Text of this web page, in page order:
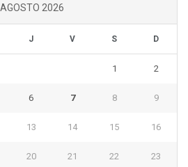
AGOSTO 2026
J V S D
1 2
6 7 8 9
13 14 15 16
20 21 22 23